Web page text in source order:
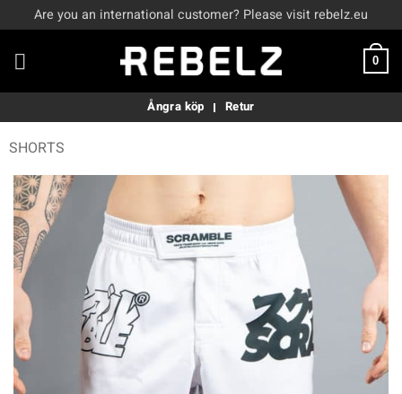
to
content
Are you an international customer? Please visit rebelz.eu
0
Ångra köp Retur
SHORTS